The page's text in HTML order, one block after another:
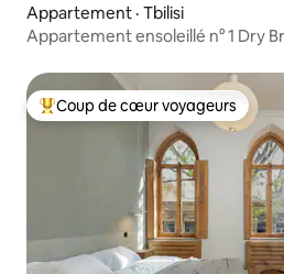
Appartement · Tbilisi
Appartement ensoleillé n° 1 Dry
Coup de cœur voyageurs parmi
Coup de cœur voyageurs